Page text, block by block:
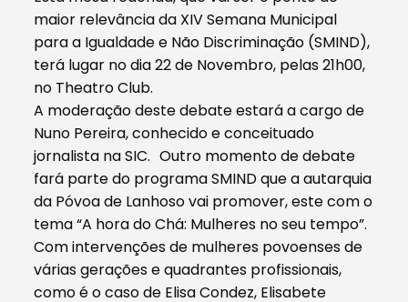
maior relevância da XIV Semana Municipal
para a Igualdade e Não Discriminação (SMIND),
terá lugar no dia 22 de Novembro, pelas 21h00,
no Theatro Club.
A moderação deste debate estará a cargo de
Nuno Pereira, conhecido e conceituado
jornalista na SIC. Outro momento de debate
fará parte do programa SMIND que a autarquia
da Póvoa de Lanhoso vai promover, este com o
tema “A hora do Chá: Mulheres no seu tempo”.
Com intervenções de mulheres povoenses de
várias gerações e quadrantes profissionais,
como é o caso de Elisa Condez, Elisabete